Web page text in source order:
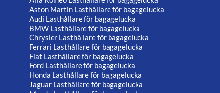
Aston Martin Lasthållare för bagagelucka
Audi Lasthållare för bagagelucka
BMW Lasthållare för bagagelucka
Chrysler Lasthållare för bagagelucka
Ferrari Lasthållare för bagagelucka
Fiat Lasthållare för bagagelucka
Ford Lasthållare för bagagelucka
Honda Lasthållare för bagagelucka
Jaguar Lasthållare för bagagelucka